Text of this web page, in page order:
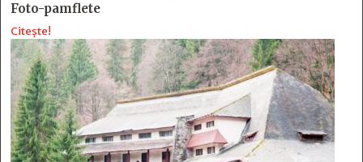
Foto-pamflete
Citește!